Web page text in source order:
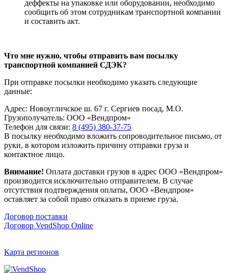
деффекты на упаковке или оборудовании, необходимо
сообщить об этом сотрудникам транспортной компании
и составить акт.
Что мне нужно, чтобы отправить вам посылку
транспортной компанией СДЭК?
При отправке посылки необходимо указать следующие
данные:
Адрес: Новоугличское ш. 67 г. Сергиев посад, М.О.
Грузополучатель: ООО «Вендпром»
Телефон для связи: 8 (495) 380-37-75
В посылку необходимо вложить сопроводительное письмо, от
руки, в котором изложить причину отправки груза и
контактное лицо.
Внимание! Оплата доставки грузов в адрес ООО «Вендпром»
производится исключительно отправителем. В случае
отсутствия подтверждения оплаты, ООО «Вендпром»
оставляет за собой право отказать в приеме груза.
Договор поставки
Договор VendShop Online
Карта регионов